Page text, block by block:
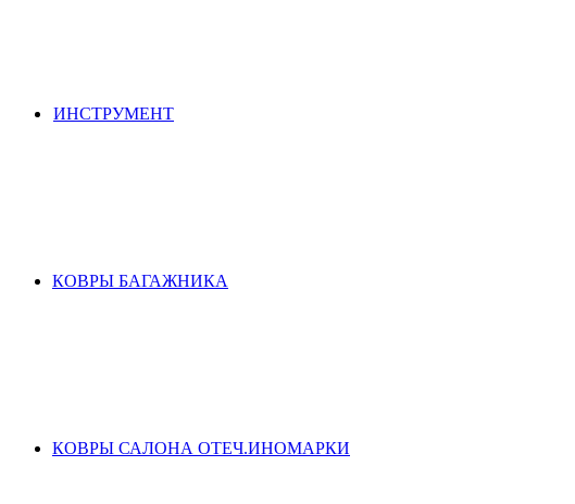
ИНСТРУМЕНТ
КОВРЫ БАГАЖНИКА
КОВРЫ САЛОНА ОТЕЧ.ИНОМАРКИ